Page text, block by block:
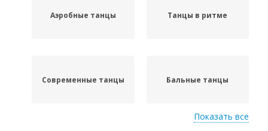
Аэробные танцы Танцы в ритме
Современные танцы Бальные танцы
Показать все